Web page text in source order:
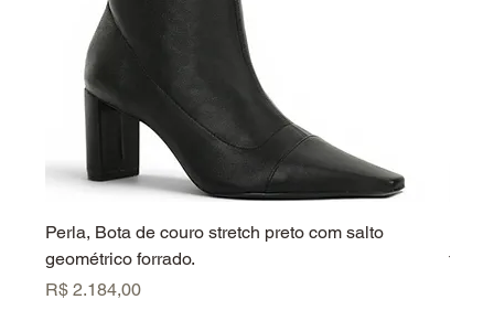
Perla, Bota de couro stretch preto com salto
geométrico forrado.
Preço
R$ 2.184,00